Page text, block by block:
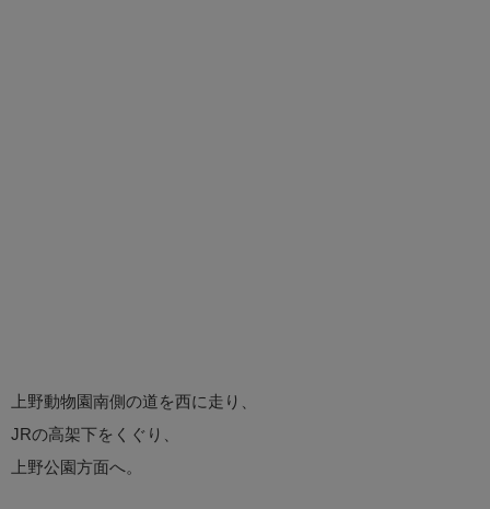
上野動物園南側の道を西に走り、
JRの高架下をくぐり、
上野公園方面へ。